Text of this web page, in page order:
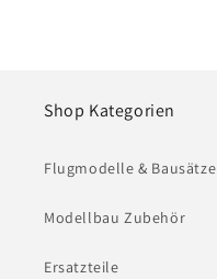
Shop Kategorien
Flugmodelle & Bausätze
Modellbau Zubehör
Ersatzteile